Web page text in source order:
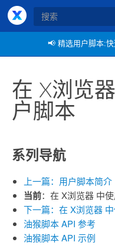
X浏览器
📢 精选用户脚本:
在 X浏览
户脚本
系列导航
上一篇：用户脚本简介
当前：在 X浏览器 中
下一篇：在 X浏览器
油猴脚本 API 参考
油猴脚本 API 示例